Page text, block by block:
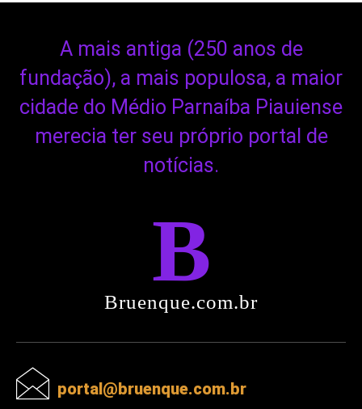
A mais antiga (250 anos de
fundação), a mais populosa, a maior
cidade do Médio Parnaíba Piauiense
merecia ter seu próprio portal de
notícias.
B
Bruenque.com.br
portal@bruenque.com.br